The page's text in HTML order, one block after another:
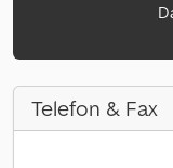
Telefon & Fax